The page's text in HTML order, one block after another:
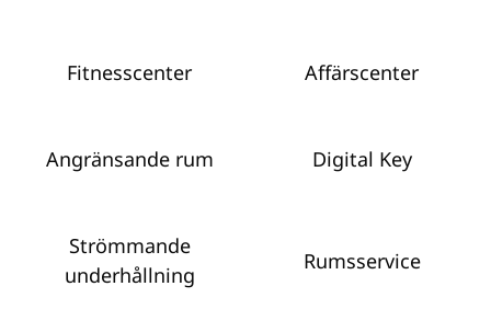
Fitnesscenter Affärscenter
Angränsande rum Digital Key
Strömmande
underhållning
Rumsservice